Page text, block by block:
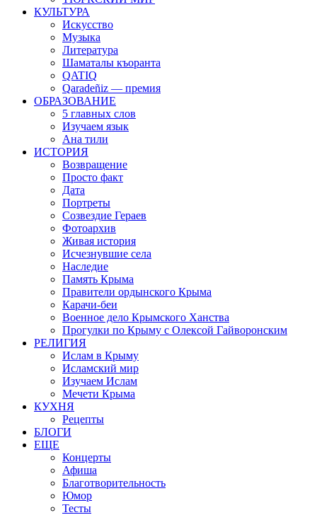
КУЛЬТУРА
Искусство
Музыка
Литература
Шаматалы къоранта
QATIQ
Qaradeñiz — премия
ОБРАЗОВАНИЕ
5 главных слов
Изучаем язык
Ана тили
ИСТОРИЯ
Возвращение
Просто факт
Дата
Портреты
Созвездие Гераев
Фотоархив
Живая история
Исчезнувшие села
Наследие
Память Крыма
Правители ордынского Крыма
Карачи-беи
Военное дело Крымского Ханства
Прогулки по Крыму с Олексой Гайворонским
РЕЛИГИЯ
Ислам в Крыму
Исламский мир
Изучаем Ислам
Мечети Крыма
КУХНЯ
Рецепты
БЛОГИ
ЕЩЕ
Концерты
Афиша
Благотворительность
Юмор
Тесты